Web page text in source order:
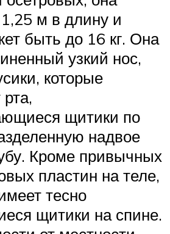
1,25 м в длину и
быть до 16 кг. Она
узкий нос,
которые
щитики по
надвое
Кроме привычных
пластин на теле,
тесно
щитики на спине.